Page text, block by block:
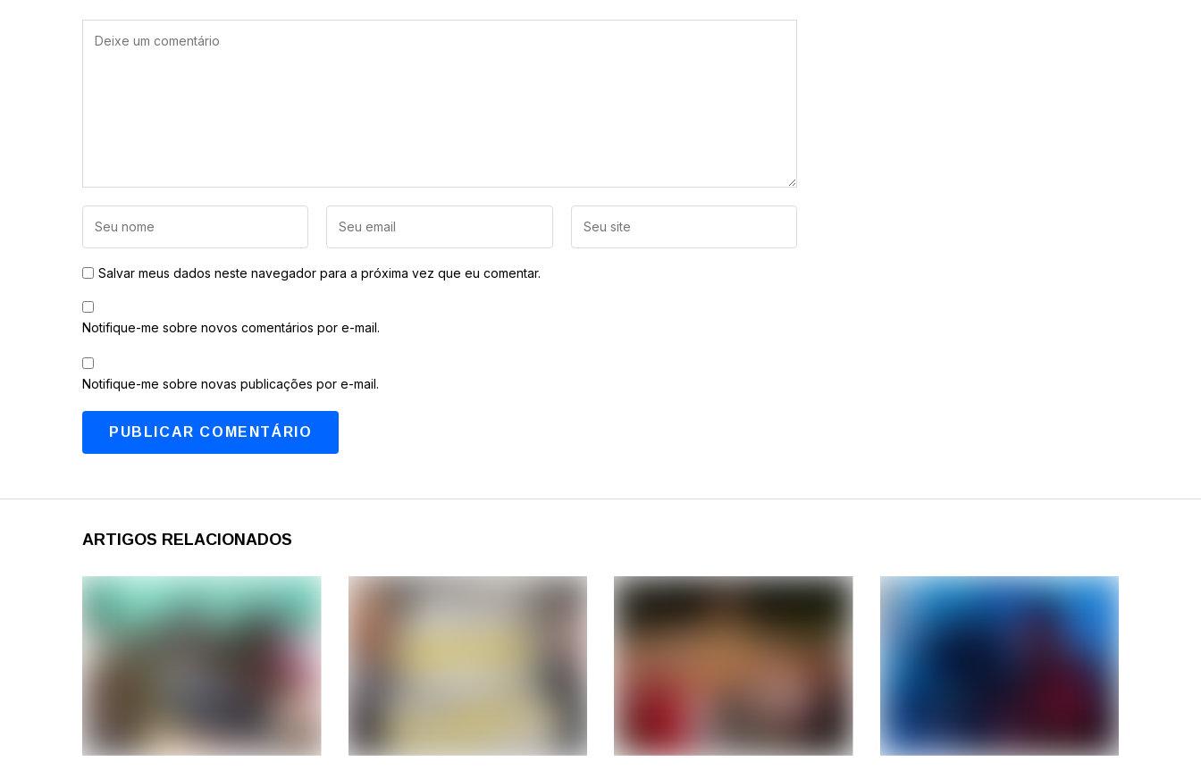
Salvar meus dados neste navegador para a próxima vez que eu comentar.
Notifique-me sobre novos comentários por e-mail.
Notifique-me sobre novas publicações por e-mail.
ARTIGOS RELACIONADOS